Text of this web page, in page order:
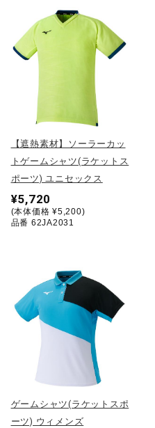
【遮熱素材】ソーラーカッ
トゲームシャツ(ラケットス
ポーツ) ユニセックス
¥5,720
(本体価格 ¥5,200)
品番 62JA2031
ゲームシャツ(ラケットスポ
ーツ) ウィメンズ